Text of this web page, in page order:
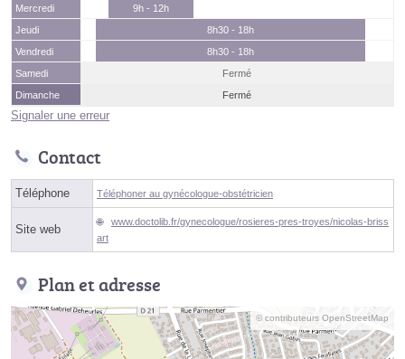
Mercredi
9h - 12h
Jeudi
8h30 - 18h
Vendredi
8h30 - 18h
Samedi
Fermé
Dimanche
Fermé
Signaler une erreur
Contact
Téléphone Téléphoner au gynécologue-obstétricien
Site web
www.doctolib.fr/gynecologue/rosieres-pres-troyes/nicolas-briss
art
Plan et adresse
© contributeurs OpenStreetMap